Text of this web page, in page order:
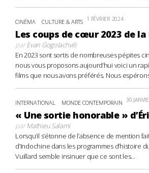
CINÉMA CULTURE & ARTS 1 FÉVRIER 2024
Les coups de cœur 2023 de
parEvan Gogolachvili
En 2023 sont sortis de nombreuses pépites
nous vous proposons aujourd’hui voici un
films que nous avons préférés. Nous
INTERNATIONAL MONDE CONTEMPORAIN 30
« Une sortie honorable »
parMathieu Salami
Lorsqu’il s’étonne de l’absence de mention
d’Indochine dans les programmes d’histoire
Vuillard semble insinuer que ce sont les...